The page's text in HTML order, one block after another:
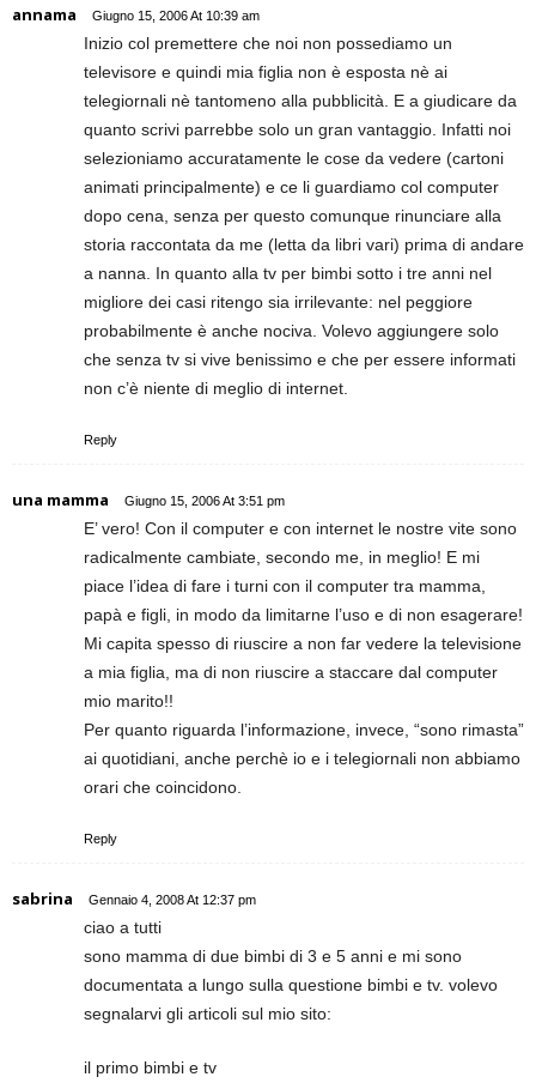
annama Giugno 15, 2006 At 10:39 am
Inizio col premettere che noi non possediamo un
televisore e quindi mia figlia non è esposta nè ai
telegiornali nè tantomeno alla pubblicità. E a giudicare da
quanto scrivi parrebbe solo un gran vantaggio. Infatti noi
selezioniamo accuratamente le cose da vedere (cartoni
animati principalmente) e ce li guardiamo col computer
dopo cena, senza per questo comunque rinunciare alla
storia raccontata da me (letta da libri vari) prima di andare
a nanna. In quanto alla tv per bimbi sotto i tre anni nel
migliore dei casi ritengo sia irrilevante: nel peggiore
probabilmente è anche nociva. Volevo aggiungere solo
che senza tv si vive benissimo e che per essere informati
non c’è niente di meglio di internet.
Reply
una mamma Giugno 15, 2006 At 3:51 pm
E’ vero! Con il computer e con internet le nostre vite sono
radicalmente cambiate, secondo me, in meglio! E mi
piace l’idea di fare i turni con il computer tra mamma,
papà e figli, in modo da limitarne l’uso e di non esagerare!
Mi capita spesso di riuscire a non far vedere la televisione
a mia figlia, ma di non riuscire a staccare dal computer
mio marito!!
Per quanto riguarda l’informazione, invece, “sono rimasta”
ai quotidiani, anche perchè io e i telegiornali non abbiamo
orari che coincidono.
Reply
sabrina Gennaio 4, 2008 At 12:37 pm
ciao a tutti
sono mamma di due bimbi di 3 e 5 anni e mi sono
documentata a lungo sulla questione bimbi e tv. volevo
segnalarvi gli articoli sul mio sito:
il primo bimbi e tv